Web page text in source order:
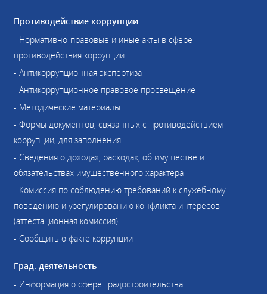
Противодействие коррупции
- Нормативно-правовые и иные акты в сфере
противодействия коррупции
- Антикоррупционная экспертиза
- Антикоррупционное правовое просвещение
- Методические материалы
- Формы документов, связанных с противодействием
коррупции, для заполнения
- Сведения о доходах, расходах, об имуществе и
обязательствах имущественного характера
- Комиссия по соблюдению требований к служебному
поведению и урегулированию конфликта интересов
(аттестационная комиссия)
- Сообщить о факте коррупции
Град. деятельность
- Информация о сфере градостроительства